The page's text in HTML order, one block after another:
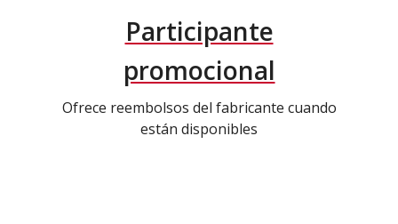
Participante
promocional
Ofrece reembolsos del fabricante cuando
están disponibles